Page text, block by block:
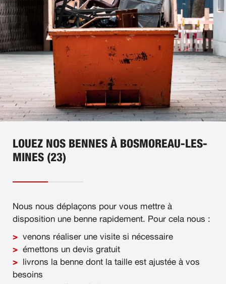
LOUEZ NOS BENNES À BOSMOREAU-LES-
MINES (23)
Nous nous déplaçons pour vous mettre à
disposition une benne rapidement. Pour cela nous :
venons réaliser une visite si nécessaire
émettons un devis gratuit
livrons la benne dont la taille est ajustée à vos
besoins